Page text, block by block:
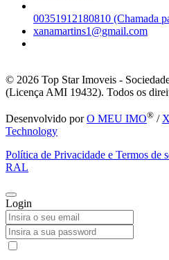
00351912180810 (Chamada
xanamartins1@gmail.com
© 2026 Top Star Imoveis -
(Licença AMI 19432). Todos os
Desenvolvido porO MEU IMO® /
Technology
Política de Privacidade e Termos de
RAL
Login